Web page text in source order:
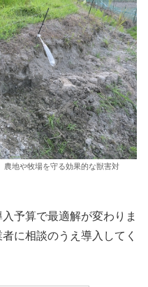
農地や牧場を守る効果的な獣害対
予算で最適解が変わりま
に相談のうえ導入してく